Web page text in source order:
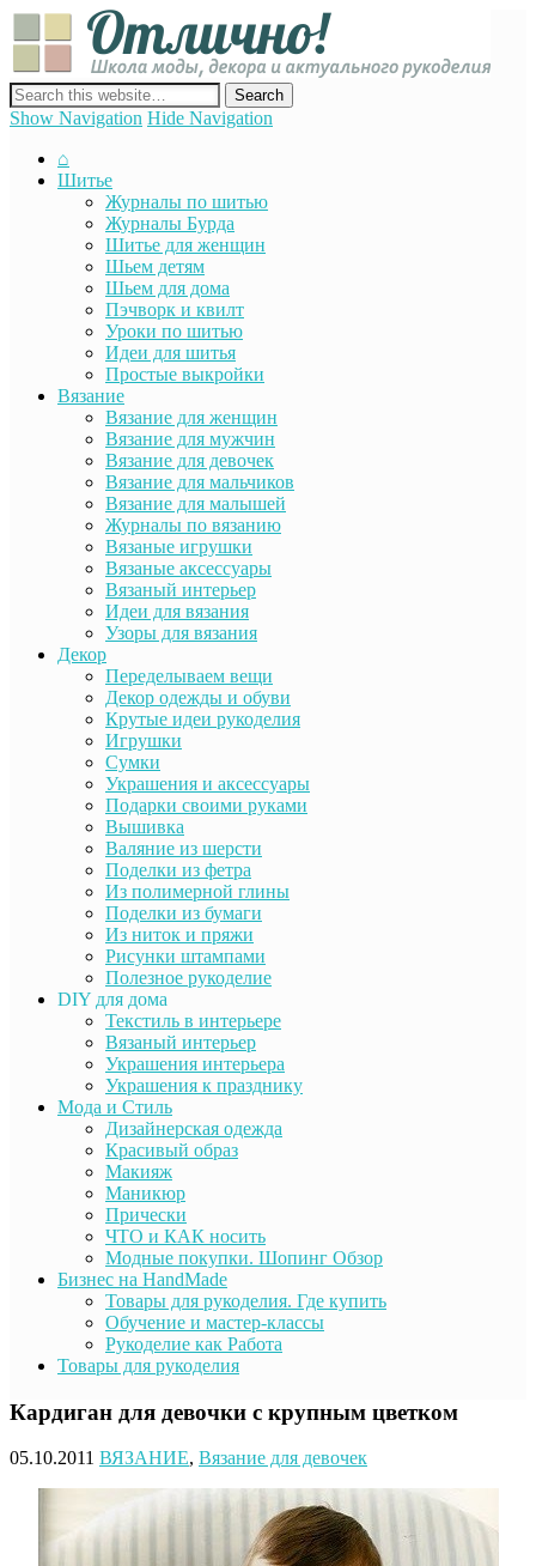
сайт о декоре, дизайне и моде, вязании, шитье и других видах
рукоделия
Show Navigation Hide Navigation
⌂
Шитье
Журналы по шитью
Журналы Бурда
Шитье для женщин
Шьем детям
Шьем для дома
Пэчворк и квилт
Уроки по шитью
Идеи для шитья
Простые выкройки
Вязание
Вязание для женщин
Вязание для мужчин
Вязание для девочек
Вязание для мальчиков
Вязание для малышей
Журналы по вязанию
Вязаные игрушки
Вязаные аксессуары
Вязаный интерьер
Идеи для вязания
Узоры для вязания
Декор
Переделываем вещи
Декор одежды и обуви
Крутые идеи рукоделия
Игрушки
Сумки
Украшения и аксессуары
Подарки своими руками
Вышивка
Валяние из шерсти
Поделки из фетра
Из полимерной глины
Поделки из бумаги
Из ниток и пряжи
Рисунки штампами
Полезное рукоделие
DIY для дома
Текстиль в интерьере
Вязаный интерьер
Украшения интерьера
Украшения к празднику
Мода и Стиль
Дизайнерская одежда
Красивый образ
Макияж
Маникюр
Прически
ЧТО и КАК носить
Модные покупки. Шопинг Обзор
Бизнес на HandMade
Товары для рукоделия. Где купить
Обучение и мастер-классы
Рукоделие как Работа
Товары для рукоделия
Кардиган для девочки с крупным цветком
05.10.2011 ВЯЗАНИЕ, Вязание для девочек